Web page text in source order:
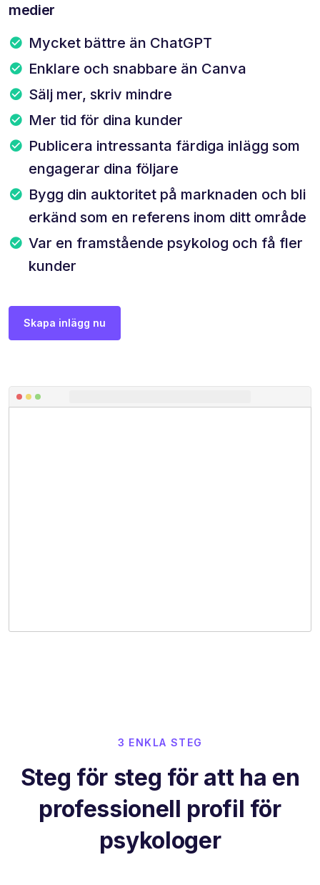
medier
Mycket bättre än ChatGPT
Enklare och snabbare än Canva
Sälj mer, skriv mindre
Mer tid för dina kunder
Publicera intressanta färdiga inlägg som
engagerar dina följare
Bygg din auktoritet på marknaden och bli
erkänd som en referens inom ditt område
Var en framstående psykolog och få fler
kunder
Skapa inlägg nu
3 ENKLA STEG
Steg för steg för att ha en
professionell profil för
psykologer